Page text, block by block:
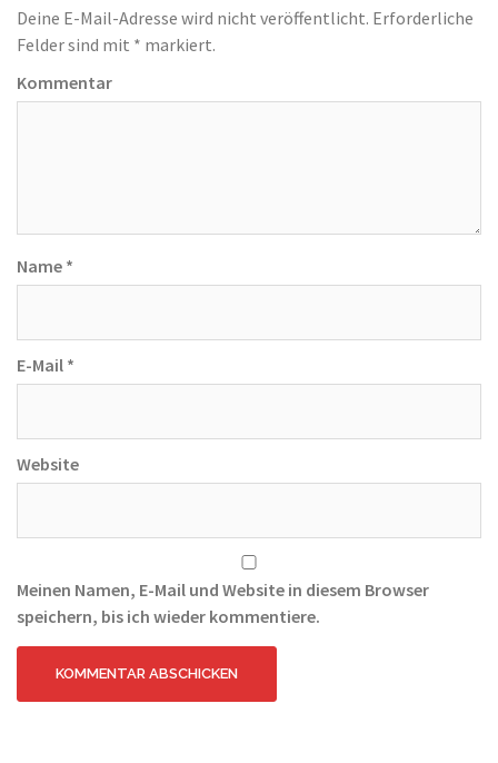
Deine E-Mail-Adresse wird nicht veröffentlicht. Erforderliche
Felder sind mit * markiert.
Kommentar
Name *
E-Mail *
Website
Meinen Namen, E-Mail und Website in diesem Browser
speichern, bis ich wieder kommentiere.